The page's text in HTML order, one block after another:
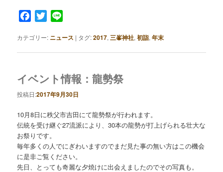
Facebook
Twitter
カテゴリー: ニュース | タグ:2017, 三峯神社,初詣,年末
イベント情報：龍勢祭
投稿日:2017年9月30日
10月8日に秩父市吉田にて龍勢祭が行われます。
伝統を受け継ぐ27流派により、30本の龍勢が打上げられる壮大な
お祭りです。
毎年多くの人でにぎわいますのでまだ見た事の無い方はこの機会
に是非ご覧ください。
先日、とっても奇麗な夕焼けに出会えましたのでその写真も。